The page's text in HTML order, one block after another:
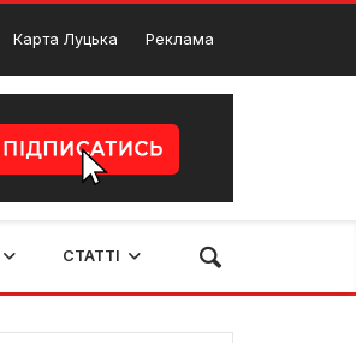
волинські легенди
Карта Луцька Реклама
СТАТТІ